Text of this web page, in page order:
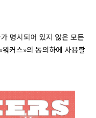
명시되어 있지 않은 모든
커스»의 동의하에 사용할